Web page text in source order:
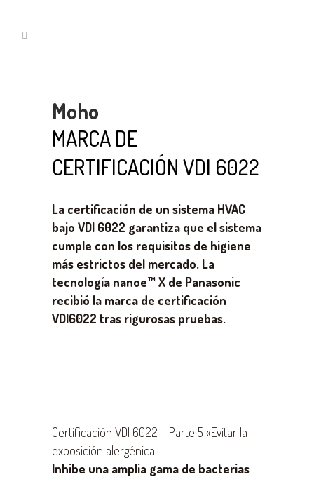
Moho
MARCA DE
CERTIFICACIÓN VDI 6022
La certificación de un sistema HVAC
bajo VDI 6022 garantiza que el sistema
cumple con los requisitos de higiene
más estrictos del mercado. La
tecnología nanoe™ X de Panasonic
recibió la marca de certificación
VDI6022 tras rigurosas pruebas.
Certificación VDI 6022 – Parte 5 «Evitar la
exposición alergénica
Inhibe una amplia gama de bacterias